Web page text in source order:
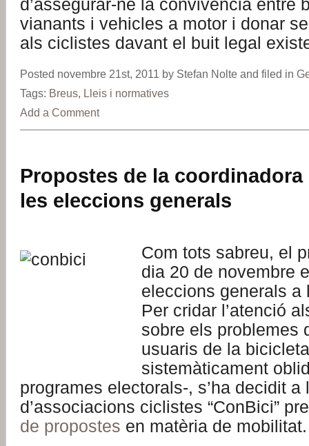
d’assegurar-ne la convivència entre
vianants i vehicles a motor i donar
als ciclistes davant el buit legal
Posted novembre 21st, 2011 by Stefan Nolte and filed in
Tags: Breus, Lleis i normatives
Add a Comment
Propostes de la
les eleccions generals
Com tots sabreu, el
dia 20 de novembre
eleccions generals a
Per cridar l’atenció
sobre els problemes
usuaris de la
sistemàticament
programes electorals-, s’ha decidit a
d’associacions ciclistes “ConBici”
de propostes en matèria de mobilitat.